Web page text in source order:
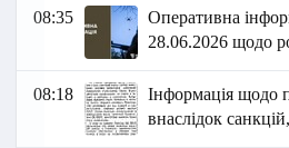
08:35
Оперативна
28.06.2026 щодо
08:18
Інформація щодо
внаслідок